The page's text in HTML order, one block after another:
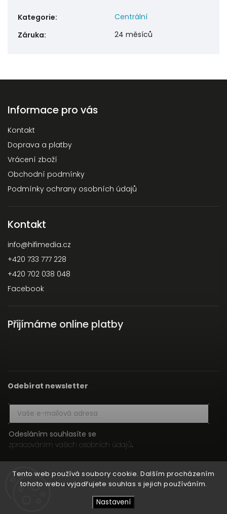
Tento web používá soubory cookie. Dalším procházením
tohoto webu vyjadřujete souhlas s jejich používáním.
Nastavení
Kategorie:
Centrální
Záruka: 24 měsíců
Informace pro vás
Kontakt
Doprava a platby
Vrácení zboží
Obchodní podmínky
Podmínky ochrany osobních údajů
Kontakt
info@hifimedia.cz
+420 733 777 228
+420 702 038 048
Facebook
Přijímáme online platby
Odebírat newsletter
Odesláním souhlasíte se
zpracováním vašich osobních údajů.
HIFI MEDIA. Všechna práva vyhrazena.